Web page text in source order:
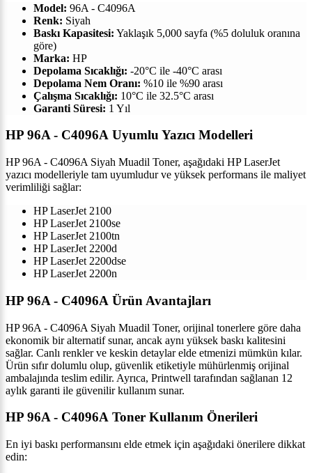
Model: 96A - C4096A
Renk: Siyah
Baskı Kapasitesi: Yaklaşık 5,000 sayfa (%5 doluluk oranına
göre)
Marka: HP
Depolama Sıcaklığı: -20°C ile -40°C arası
Depolama Nem Oranı: %10 ile %90 arası
Çalışma Sıcaklığı: 10°C ile 32.5°C arası
Garanti Süresi: 1 Yıl
HP 96A - C4096A Uyumlu Yazıcı Modelleri
HP 96A - C4096A Siyah Muadil Toner, aşağıdaki HP LaserJet
yazıcı modelleriyle tam uyumludur ve yüksek performans ile maliyet
verimliliği sağlar:
HP LaserJet 2100
HP LaserJet 2100se
HP LaserJet 2100tn
HP LaserJet 2200d
HP LaserJet 2200dse
HP LaserJet 2200n
HP 96A - C4096A Ürün Avantajları
HP 96A - C4096A Siyah Muadil Toner, orijinal tonerlere göre daha
ekonomik bir alternatif sunar, ancak aynı yüksek baskı kalitesini
sağlar. Canlı renkler ve keskin detaylar elde etmenizi mümkün kılar.
Ürün sıfır dolumlu olup, güvenlik etiketiyle mühürlenmiş orijinal
ambalajında teslim edilir. Ayrıca, Printwell tarafından sağlanan 12
aylık garanti ile güvenilir kullanım sunar.
HP 96A - C4096A Toner Kullanım Önerileri
En iyi baskı performansını elde etmek için aşağıdaki önerilere dikkat
edin: